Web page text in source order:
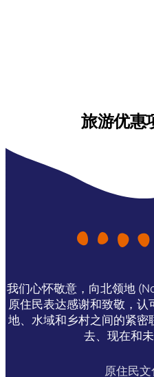
旅游优惠
我们心怀敬意，向北领地
原住民表达感谢和致敬，
地、水域和乡村之间的紧密
去、现在和
原住民